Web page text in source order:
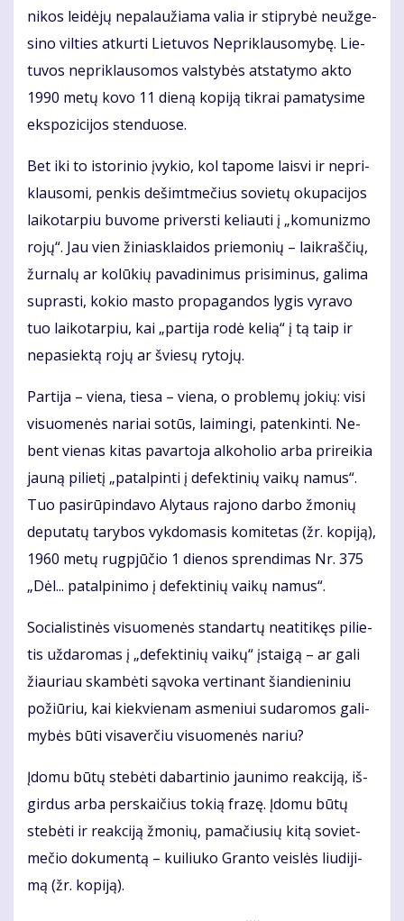
ni­kos lei­dė­jų ne­pa­lau­žia­ma va­lia ir stip­ry­bė ne­už­ge­
si­no vil­ties at­kur­ti Lie­tu­vos Ne­pri­klau­so­my­bę. Lie­
tu­vos ne­pri­klau­so­mos vals­ty­bės at­sta­ty­mo ak­to
1990 me­tų ko­vo 11 die­ną ko­pi­ją tik­rai pa­ma­ty­si­me
eks­po­zi­ci­jos sten­duo­se.
Bet iki to is­to­ri­nio įvy­kio, kol ta­po­me lais­vi ir ne­pri­
klau­so­mi, pen­kis de­šimt­me­čius so­vie­tų oku­pa­ci­jos
lai­ko­tar­piu bu­vo­me pri­vers­ti ke­liau­ti į „ko­mu­niz­mo
ro­jų“. Jau vien ži­niask­lai­dos prie­mo­nių – laik­raš­čių,
žur­na­lų ar ko­lū­kių pa­va­di­ni­mus pri­si­mi­nus, ga­li­ma
su­pras­ti, ko­kio mas­to pro­pa­gan­dos ly­gis vy­ra­vo
tuo lai­ko­tar­piu, kai „par­ti­ja ro­dė ke­lią“ į tą taip ir
ne­pa­siek­tą ro­jų ar švie­sų ry­to­jų.
Par­ti­ja – vie­na, tie­sa – vie­na, o pro­ble­mų jo­kių: vi­si
vi­suo­me­nės na­riai so­tūs, lai­min­gi, pa­ten­kin­ti. Ne­
bent vie­nas ki­tas pa­var­to­ja al­ko­ho­lio ar­ba pri­rei­kia
jau­ną pi­lie­tį „pa­tal­pin­ti į de­fek­ti­nių vai­kų na­mus“.
Tuo pa­si­rū­pin­da­vo Aly­taus ra­jo­no dar­bo žmo­nių
de­pu­ta­tų ta­ry­bos vyk­do­ma­sis ko­mi­te­tas (žr. ko­pi­ją),
1960 me­tų rug­pjū­čio 1 die­nos spren­di­mas Nr. 375
„Dėl... pa­tal­pi­ni­mo į de­fek­ti­nių vai­kų na­mus“.
So­cia­lis­ti­nės vi­suo­me­nės stan­dar­tų ne­ati­ti­kęs pi­lie­
tis už­da­ro­mas į „de­fek­ti­nių vai­kų“ įstai­gą – ar ga­li
žiau­riau skam­bė­ti są­vo­ka ver­ti­nant šian­die­ni­niu
po­žiū­riu, kai kiek­vie­nam as­me­niui su­da­ro­mos ga­li­
my­bės bū­ti vi­sa­ver­čiu vi­suo­me­nės na­riu?
Įdo­mu bū­tų ste­bė­ti da­bar­ti­nio jau­ni­mo re­ak­ci­ją, iš­
gir­dus ar­ba per­skai­čius to­kią fra­zę. Įdo­mu bū­tų
ste­bė­ti ir re­ak­ci­ją žmo­nių, pa­ma­čiu­sių ki­tą so­viet­
me­čio do­ku­men­tą – kui­liu­ko Gran­to veis­lės liu­di­ji­
mą (žr. ko­pi­ją).